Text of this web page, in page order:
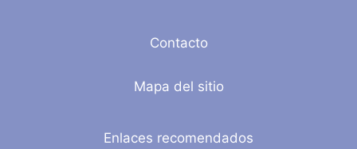
Contacto
Mapa del sitio
Enlaces recomendados